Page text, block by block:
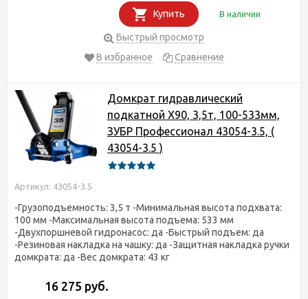
Купить В наличии
Быстрый просмотр
В избранное
Сравнение
Домкрат гидравлический
подкатной X90, 3,5т, 100-533мм,
ЗУБР Профессионал 43054-3.5, (
43054-3.5 )
Артикул: 43054-3.5
-Грузоподъемность: 3,5 т -Минимальная высота подхвата:
100 мм -Максимальная высота подъема: 533 мм
-Двухпоршневой гидронасос: да -Быстрый подъем: да
-Резиновая накладка на чашку: да -Защитная накладка ручки
домкрата: да -Вес домкрата: 43 кг
16 275 руб.